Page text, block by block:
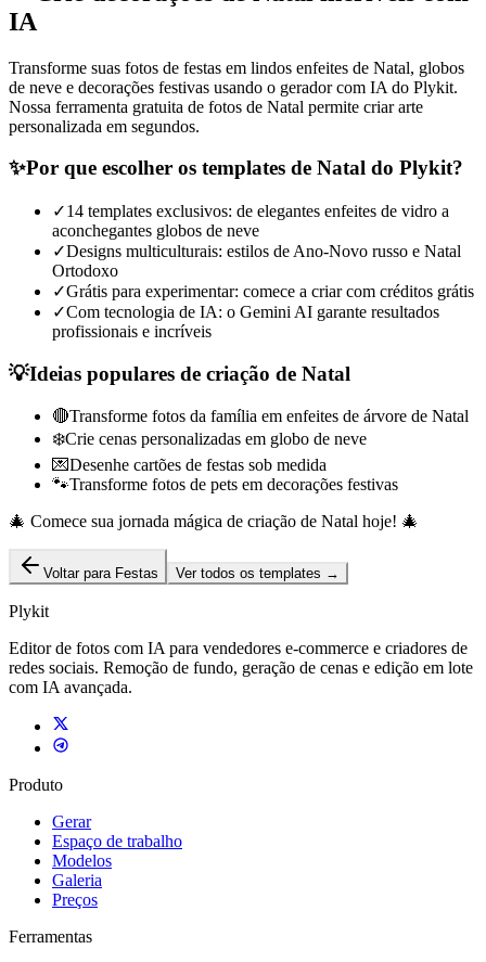
IA
Transforme suas fotos de festas em lindos enfeites de Natal, globos
de neve e decorações festivas usando o gerador com IA do Plykit.
Nossa ferramenta gratuita de fotos de Natal permite criar arte
personalizada em segundos.
✨Por que escolher os templates de Natal do Plykit?
✓14 templates exclusivos: de elegantes enfeites de vidro a
aconchegantes globos de neve
✓Designs multiculturais: estilos de Ano-Novo russo e Natal
Ortodoxo
✓Grátis para experimentar: comece a criar com créditos grátis
✓Com tecnologia de IA: o Gemini AI garante resultados
profissionais e incríveis
💡Ideias populares de criação de Natal
🔴Transforme fotos da família em enfeites de árvore de Natal
❄️Crie cenas personalizadas em globo de neve
💌Desenhe cartões de festas sob medida
🐾Transforme fotos de pets em decorações festivas
🎄 Comece sua jornada mágica de criação de Natal hoje! 🎄
Voltar para Festas Ver todos os templates →
Plykit
Editor de fotos com IA para vendedores e-commerce e criadores de
redes sociais. Remoção de fundo, geração de cenas e edição em lote
com IA avançada.
Produto
Gerar
Espaço de trabalho
Modelos
Galeria
Preços
Ferramentas